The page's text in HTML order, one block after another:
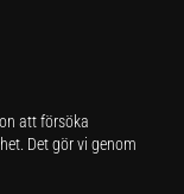
att försöka
Det gör vi genom